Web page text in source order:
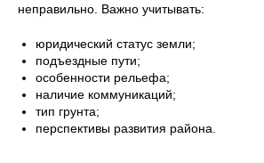
неправильно. Важно учитывать:
юридический статус земли;
подъездные пути;
особенности рельефа;
наличие коммуникаций;
тип грунта;
перспективы развития района.